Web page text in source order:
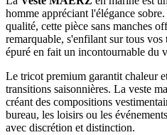
homme appréciant l'élégance
qualité, cette pièce sans manches
remarquable, s'enfilant sur tous
épuré en fait un incontournable du
Le tricot premium garantit chaleur
transitions saisonnières. La veste
créant des compositions
bureau, les loisirs ou les
avec discrétion et distinction.